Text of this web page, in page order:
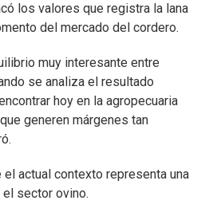
los valores que registra la lana
del mercado del cordero.
muy interesante entre
se analiza el resultado
hoy en la agropecuaria
generen márgenes tan
el actual contexto representa una
el sector ovino.